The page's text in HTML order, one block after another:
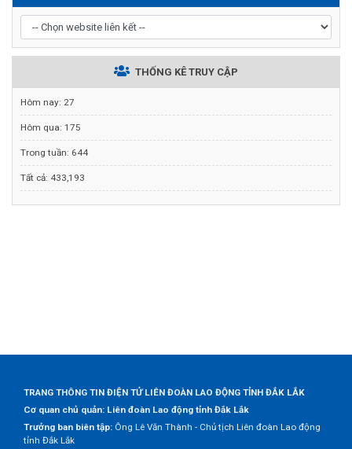
THỐNG KÊ TRUY CẬP
Hôm nay: 27
Hôm qua: 175
Trong tuần: 644
Tất cả: 433,193
TRANG THÔNG TIN ĐIỆN TỬ LIÊN ĐOÀN LAO ĐỘNG TỈNH ĐẮK LẮK
Cơ quan chủ quản: Liên đoàn Lao động tỉnh Đắk Lắk
Trưởng ban biên tập: Ông Lê Văn Thành - Chủ tịch Liên đoàn Lao động
tỉnh Đắk Lắk